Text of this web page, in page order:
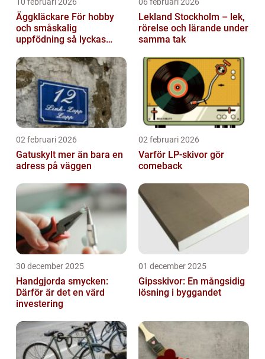
Äggkläckare För hobby
och småskalig
uppfödning så lyckas
Lekland Stockholm – lek,
rörelse och lärande under
samma tak
02 februari 2026
Gatuskylt mer än bara en
adress på väggen
02 februari 2026
Varför LP-skivor gör
comeback
30 december 2025
Handgjorda smycken:
Därför är det en värd
investering
01 december 2025
Gipsskivor: En mångsidig
lösning i byggandet